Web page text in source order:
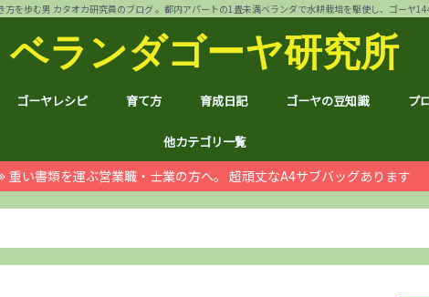
を歩む男 カタオカ研究員のブログ 。都内アパートの1畳未満ベランダで水耕栽培を駆使し、ゴーヤ
ベランダゴーヤ研究所
ゴーヤレシピ 育て方
自動給水装置
ハイポニカ水耕栽培とは
ノウハウ
育成日記
ほんわか
日常
月例報告
収支決算
ゴーヤの豆知識 プ
他カテゴリ一覧
ゴジラ
空き家
PC・スマホ
シャープ
ドローン
ブログ運営 月次運営
ノウハウ
ブロフェス
ムダ知識 顔ハメ
お宝記事
サカナク
ハンドメ
マラソン 上野の森
荒川リバ
久喜マラ
体幹トレ
RX100
子育て
#地域ブログ 地元広島
北区のこと
荒川区の
台東区の
茨城のこと
京都のこと
グルメ
株式投資・お金 個別銘柄
株主総会
株主優待
雑貨屋ブ
仮想通貨
本多静六
お得な節
ふるさと
重い書類を運ぶ営業職・士業の方へ。 超頑丈なA4サブバッグあります